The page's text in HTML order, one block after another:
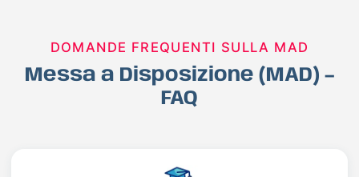
DOMANDE FREQUENTI SULLA MAD
Messa a Disposizione (MAD) –
FAQ